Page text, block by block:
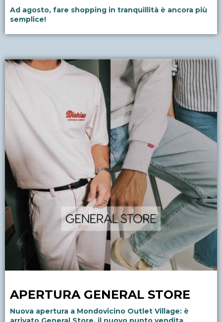
Ad agosto, fare shopping in tranquillità è ancora più
semplice!
APERTURA GENERAL STORE
Nuova apertura a Mondovicino Outlet Village: è